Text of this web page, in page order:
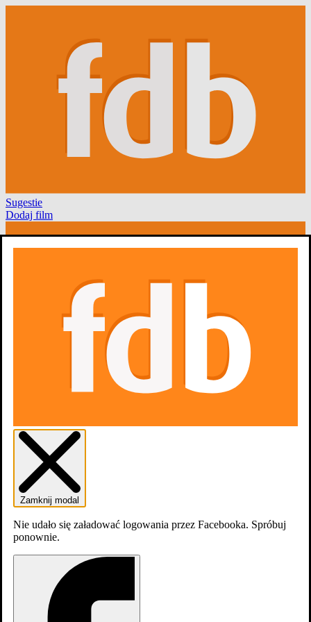
Sugestie
Dodaj film
Zaloguj sięZałóź konto
Zamknij modal
Nie udało się załadować logowania przez Facebooka. Spróbuj
ponownie.